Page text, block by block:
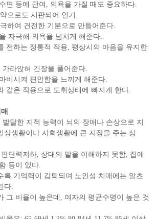
면 등에 관여, 의욕을 가질 때도 중요하다.
도 시판되어 인기.
건전한 기분으로 만들어준다.
자극해 의욕을 넘치게 해준다.
전하는 정통적 작용, 평상시의 마음을 유지한
라앉혀 긴장을 풀어준다.
비시켜 편안함을 느끼게 해준다.
같은 작용으로 도취상태에 빠지게 한다.
달한 지적 능력이 뇌의 장애나 손상으로 지
상생활이나 사회생활에 큰 지장을 주는 상
단력저하, 상대의 말을 이해하지 못함, 집에
등이 있다.
록 기억력이 감퇴되며 노인성 치매에는 알츠
다.
그 비율이 높은데, 여자의 평균수명이 높은 것